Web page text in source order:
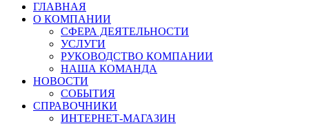
ГЛАВНАЯ
О КОМПАНИИ
СФЕРА ДЕЯТЕЛЬНОСТИ
УСЛУГИ
РУКОВОДСТВО КОМПАНИИ
НАША КОМАНДА
НОВОСТИ
СОБЫТИЯ
СПРАВОЧНИКИ
ИНТЕРНЕТ-МАГАЗИН